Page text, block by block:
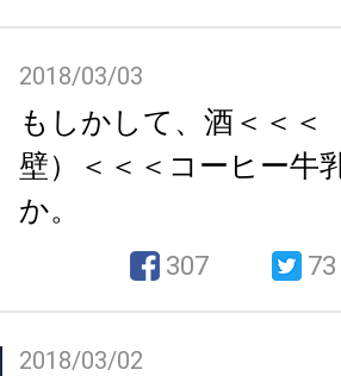
2018/03/03
もしかして、酒＜＜＜
壁）＜＜＜コーヒー
か。
307 73
2018/03/02